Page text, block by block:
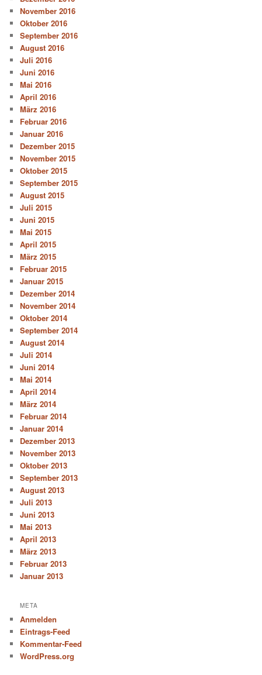
November 2016
Oktober 2016
September 2016
August 2016
Juli 2016
Juni 2016
Mai 2016
April 2016
März 2016
Februar 2016
Januar 2016
Dezember 2015
November 2015
Oktober 2015
September 2015
August 2015
Juli 2015
Juni 2015
Mai 2015
April 2015
März 2015
Februar 2015
Januar 2015
Dezember 2014
November 2014
Oktober 2014
September 2014
August 2014
Juli 2014
Juni 2014
Mai 2014
April 2014
März 2014
Februar 2014
Januar 2014
Dezember 2013
November 2013
Oktober 2013
September 2013
August 2013
Juli 2013
Juni 2013
Mai 2013
April 2013
März 2013
Februar 2013
Januar 2013
META
Anmelden
Eintrags-Feed
Kommentar-Feed
WordPress.org